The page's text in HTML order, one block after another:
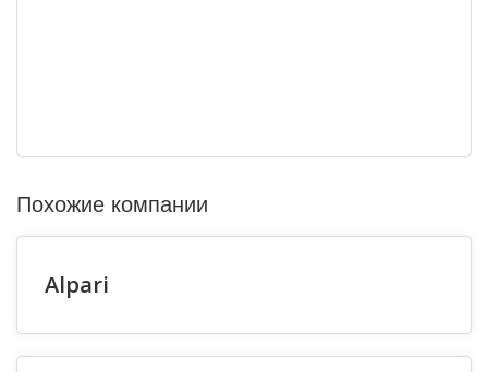
Похожие компании
Alpari